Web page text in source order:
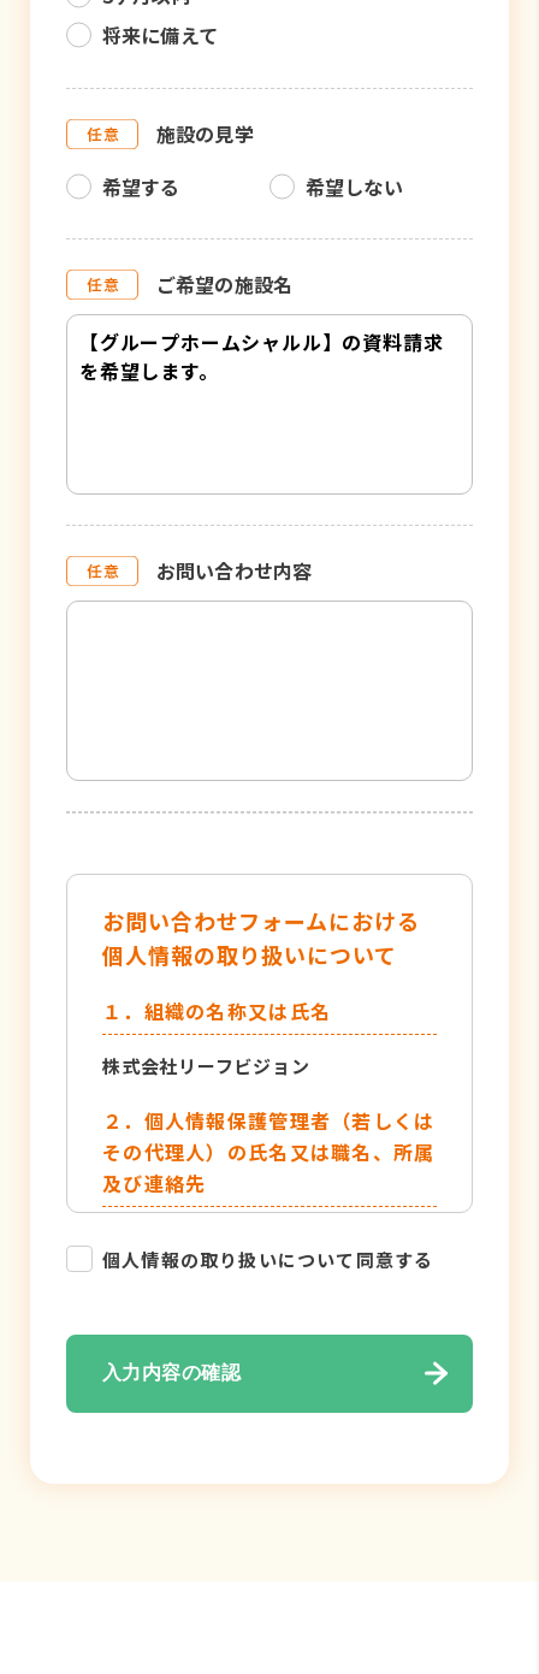
将来に備えて
施設の見学
希望する
希望しない
ご希望の施設名
お問い合わせ内容
お問い合わせフォームにおける
個人情報の取り扱いについて
１．組織の名称又は氏名
株式会社リーフビジョン
２．個人情報保護管理者（若しくは
その代理人）の氏名又は職名、所属
及び連絡先
TEL：052-884-2050
・各種お問い合わせ対応のため
個人情報の取り扱いについて同意する
入力内容の確認